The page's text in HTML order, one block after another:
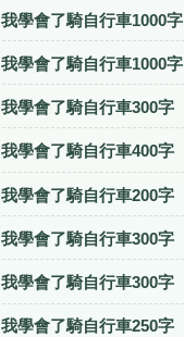
我學會了騎自行車1000字
我學會了騎自行車1000字
我學會了騎自行車300字
我學會了騎自行車400字
我學會了騎自行車200字
我學會了騎自行車300字
我學會了騎自行車300字
我學會了騎自行車250字